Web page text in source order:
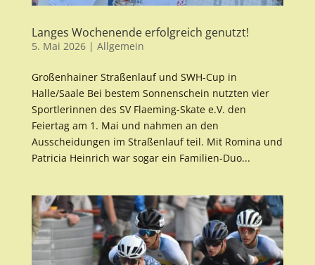
Langes Wochenende erfolgreich genutzt!
5. Mai 2026| Allgemein
Großenhainer Straßenlauf und SWH-Cup in
Halle/Saale Bei bestem Sonnenschein nutzten vier
Sportlerinnen des SV Flaeming-Skate e.V. den
Feiertag am 1. Mai und nahmen an den
Ausscheidungen im Straßenlauf teil. Mit Romina und
Patricia Heinrich war sogar ein Familien-Duo...